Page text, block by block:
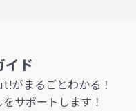
イド
がまるごとわかる！
サポートします！